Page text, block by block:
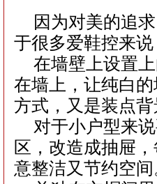
因为对美的追
于很多爱鞋控来
在墙壁上设置
在墙上，让纯白
方式，又是装点背
对于小户型来
区，改造成抽屉
意整洁又节约空间